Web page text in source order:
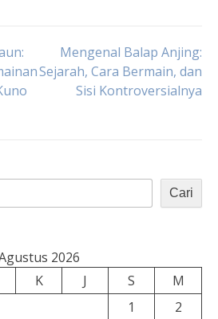
Mengenal Balap Anjing:
Sejarah, Cara Bermain, dan
Sisi Kontroversialnya
Cari
2026
K J S
M
1
2